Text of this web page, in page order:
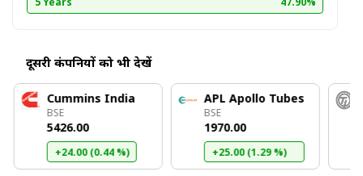
दूसरी कंपनियों को भी देखें
Cummins India
BSE
₹5426.00
+24.00 (0.44 %)
APL Apollo Tubes
BSE
₹1970.00
+25.00 (1.29 %)